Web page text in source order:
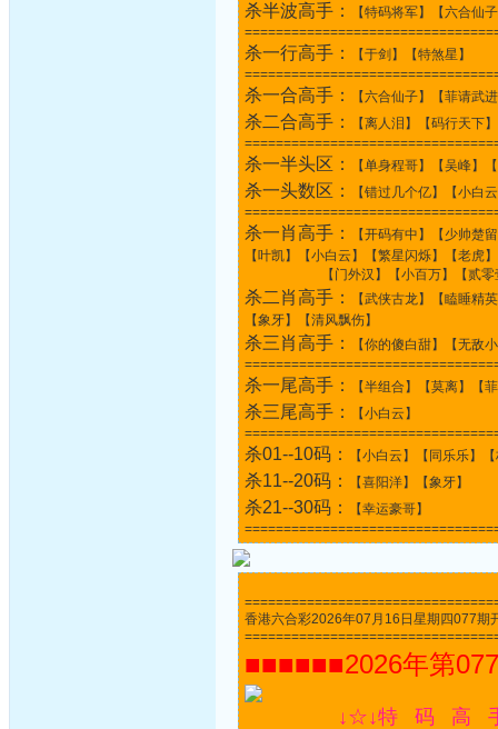
杀半波高手：
【特码将军】【六合仙
杀一行高手：
【于剑】【特煞星】
杀一合高手： 【六合仙子】【菲请武
杀二合高手：
【离人泪】【码行天下】
杀一半头区： 【单身程哥】【吴峰】
杀一头数区：
【错过几个亿】【小白
杀一肖高手：
【开码有中】【少帅楚
【叶凯】【小白云】【繁星闪烁】【老虎
【门外汉】【小百万】【贰零壹
杀二肖高手：
【武侠古龙】【瞌睡精
【象牙】【清风飘伤】
杀三肖高手：
【你的傻白甜】【无敌
杀一尾高手： 【半组合】【莫离】【
杀三尾高手：
【小白云】
杀01--10码： 【小白云】【同乐乐】
杀11--20码： 【喜阳洋】【象牙】
杀21--30码：
【幸运豪哥】
香港六合彩2026年07月16日星期四077
■■■■■■2026年第
↓☆↓特 码 高